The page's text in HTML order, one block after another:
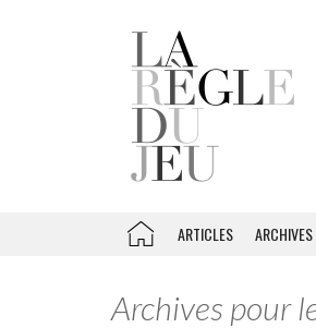
ARTICLES ARCHIVES
Archives pour